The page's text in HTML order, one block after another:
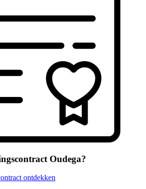
Oudega?
ontdekken